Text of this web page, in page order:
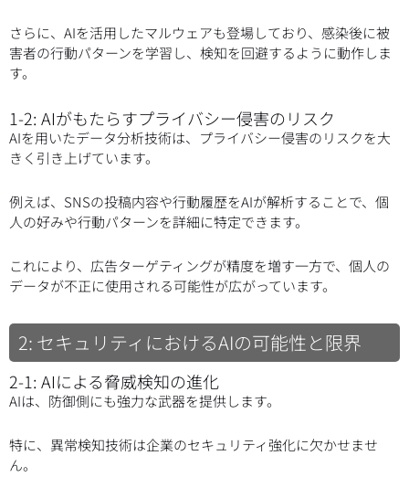
さらに、AIを活用したマルウェアも登場しており、感染後に被
害者の行動パターンを学習し、検知を回避するように動作しま
す。
1-2: AIがもたらすプライバシー侵害のリスク
AIを用いたデータ分析技術は、プライバシー侵害のリスクを大
きく引き上げています。
例えば、SNSの投稿内容や行動履歴をAIが解析することで、個
人の好みや行動パターンを詳細に特定できます。
これにより、広告ターゲティングが精度を増す一方で、個人の
データが不正に使用される可能性が広がっています。
2: セキュリティにおけるAIの可能性と限界
2-1: AIによる脅威検知の進化
AIは、防御側にも強力な武器を提供します。
特に、異常検知技術は企業のセキュリティ強化に欠かせませ
ん。